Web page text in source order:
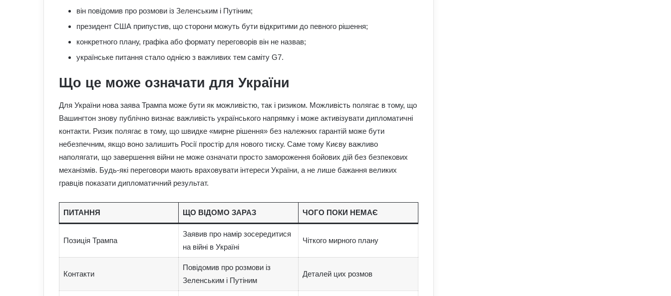
він повідомив про розмови із Зеленським і Путіним;
президент США припустив, що сторони можуть бути відкритими до певного рішення;
конкретного плану, графіка або формату переговорів він не назвав;
українське питання стало однією з важливих тем саміту G7.
Що це може означати для України
Для України нова заява Трампа може бути як можливістю, так і ризиком. Можливість полягає в тому, що
Вашингтон знову публічно визнає важливість українського напрямку і може активізувати дипломатичні
контакти. Ризик полягає в тому, що швидке «мирне рішення» без належних гарантій може бути
небезпечним, якщо воно залишить Росії простір для нового тиску. Саме тому Києву важливо
наполягати, що завершення війни не може означати просто замороження бойових дій без безпекових
механізмів. Будь-які переговори мають враховувати інтереси України, а не лише бажання великих
гравців показати дипломатичний результат.
ПИТАННЯ ЩО ВІДОМО ЗАРАЗ ЧОГО ПОКИ НЕМАЄ
Позиція Трампа
Заявив про намір зосередитися
на війні в Україні
Чіткого мирного плану
Контакти
Повідомив про розмови із
Зеленським і Путіним
Деталей цих розмов